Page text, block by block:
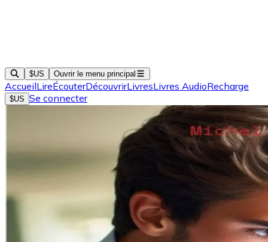
$US Ouvrir le menu principal
AccueilLireÉcouterDécouvrirLivresLivres AudioRecharge
$US Se connecter